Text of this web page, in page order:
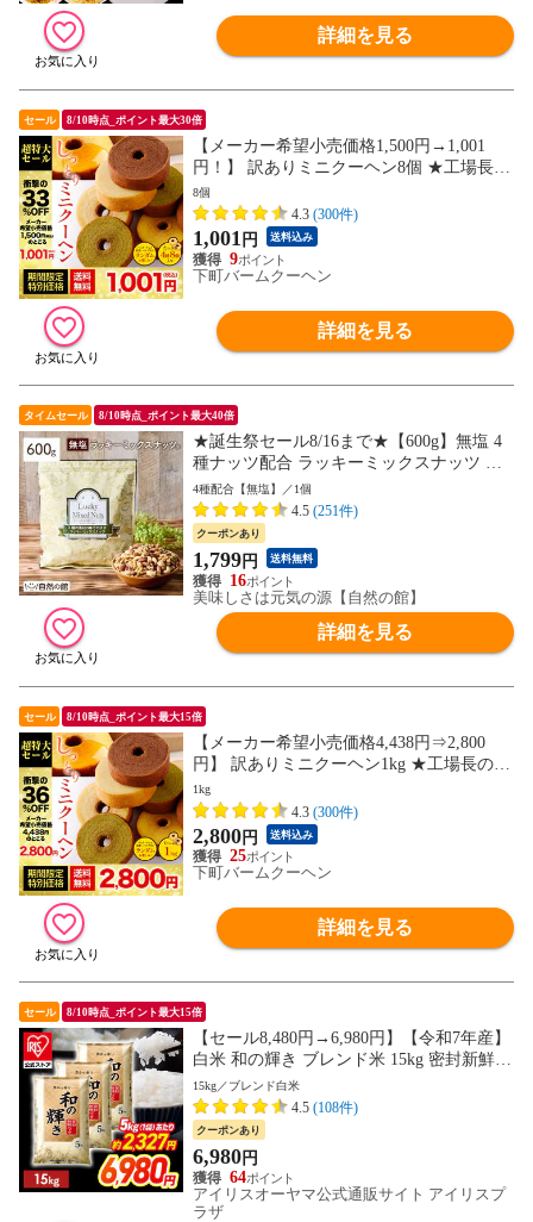
詳細を見る
セール 8/10時点_ポイント最大30倍
【メーカー希望小売価格1,500円→1,001
円！】 訳ありミニクーヘン8個 ★工場長の
おまかせ 400g以上※4種類入るとは限りま
せん。 送料無料【メール便】 おすすめ I
8個
4.3 (300件)
1,001 円 送料込み
9
下町バームクーヘン
詳細を見る
タイムセール 8/10時点_ポイント最大40倍
★誕生祭セール8/16まで★【600g】無塩 4
種ナッツ配合 ラッキーミックスナッツ 送
料無料 お菓子 おつまみ 製菓材料 大容量
ポスト投函 訳あり(簡易梱包) 88s
4種配合【無塩】／1個
4.5 (251件)
クーポンあり
1,799円 送料無料
16
美味しさは元気の源【自然の館】
詳細を見る
セール 8/10時点_ポイント最大15倍
【メーカー希望小売価格4,438円⇒2,800
円】 訳ありミニクーヘン1kg ★工場長のお
まかせ ※4種類入るとは限りません。 送料
無料 おすすめ I
1kg
4.3 (300件)
2,800円 送料込み
25
下町バームクーヘン
詳細を見る
セール 8/10時点_ポイント最大15倍
【セール8,480円→6,980円】【令和7年産】
白米 和の輝き ブレンド米 15kg 密封新鮮パ
ック 脱酸素剤入り 米 お米 低温製法米 ア
イリスオーヤマ [食品]
15kg／ブレンド白米
4.5 (108件)
クーポンあり
6,980円
64
アイリスオーヤマ公式通販サイト アイリスプ
ラザ